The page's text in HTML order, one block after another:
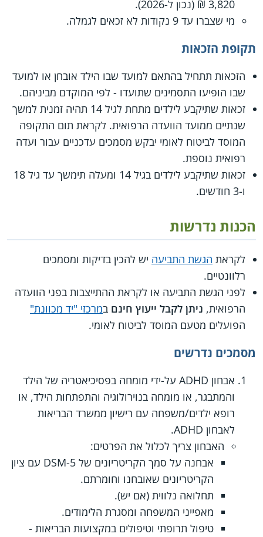
3,820 ₪ (נכון ל-2026).
מי שצברו עד 9 נקודות לא זכאים לגמלה.
תקופת הזכאות
הזכאות תתחיל בהתאם למועד שבו הילד אובחן או למועד
שבו הופיעו התסמינים שתועדו - לפי המוקדם מביניהם.
זכאות שתיקבע לילדים מתחת לגיל 14 תהיה זמנית למשך
שנתיים ממועד הוועדה הרפואית. לקראת תום התקופה
המוסד לביטוח לאומי יבקש מסמכים עדכניים עבור ועדה
רפואית נוספת.
זכאות שתיקבע לילדים בגיל 14 ומעלה תימשך עד גיל 18
ו-3 חודשים.
הכנות נדרשות
לקראת הגשת התביעה יש להכין בדיקות ומסמכים
רלוונטיים.
לפני הגשת התביעה או לקראת ההתייצבות בפני הוועדה
הרפואית, ניתן לקבל ייעוץ חינם במרכזי "יד מכוונת"
הפועלים מטעם המוסד לביטוח לאומי.
מסמכים נדרשים
אבחון ADHD על-ידי מומחה בפסיכיאטריה של הילד
והמתבגר, או מומחה בנוירולוגיה והתפתחות הילד, או
רופא ילדים/משפחה עם רישיון ממשרד הבריאות
לאבחון ADHD.
האבחון צריך לכלול את הפרטים:
אבחנה על סמך הקריטריונים של 5-DSM עם ציון
הקריטריונים שאובחנו וחומרתם.
תחלואה נלווית (אם יש).
מאפייני המשפחה ומסגרת הלימודים.
טיפול תרופתי וטיפולים במקצועות הבריאות -